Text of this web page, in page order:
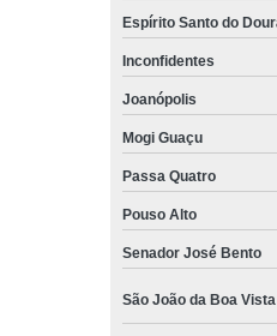
Espírito Santo do
Inconfidentes
Joanópolis
Mogi Guaçu
Passa Quatro
Pouso Alto
Senador José Bento
São João da Boa Vista